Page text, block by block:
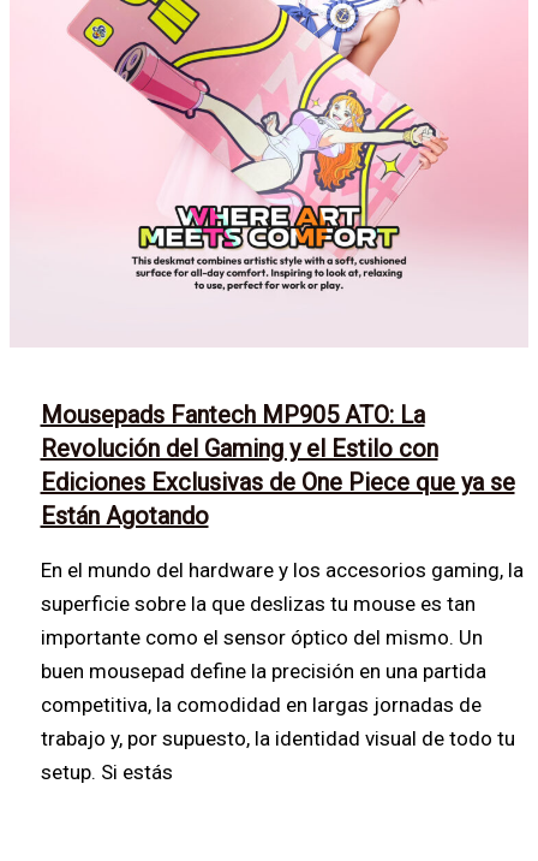
Mousepads Fantech MP905 ATO: La
Revolución del Gaming y el Estilo con
Ediciones Exclusivas de One Piece que ya se
Están Agotando
En el mundo del hardware y los accesorios gaming, la
superficie sobre la que deslizas tu mouse es tan
importante como el sensor óptico del mismo. Un
buen mousepad define la precisión en una partida
competitiva, la comodidad en largas jornadas de
trabajo y, por supuesto, la identidad visual de todo tu
setup. Si estás